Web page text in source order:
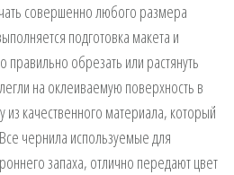
совершенно любого размера
подготовка макета и
правильно обрезать или растянуть
на оклеиваемую поверхность в
качественного материала, который
чернила используемые для
запаха, отлично передают цвет